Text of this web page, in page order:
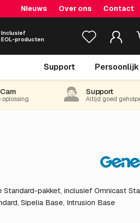
Nieuws Over ons Contact
Inclusief
EOL-producten
Support € 470.00
Support
Altijd goed
pakket, inclusief Omnicast
Sipelia Base, Intrusion Base